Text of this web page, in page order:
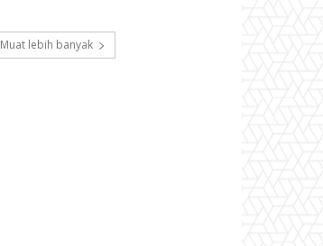
Muat lebih banyak